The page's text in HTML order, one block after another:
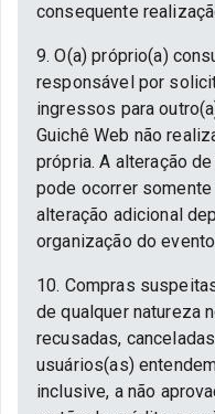
consequente
9. O(a) próprio(a)
responsável por
ingressos para
Guichê Web não
própria. A alteração
pode ocorrer
alteração adicional
organização do
10. Compras
de qualquer natureza
recusadas,
usuários(as)
inclusive, a não